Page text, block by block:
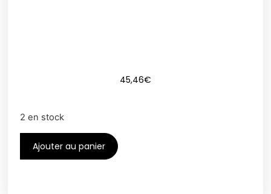
45,46€
2 en stock
Ajouter au panier